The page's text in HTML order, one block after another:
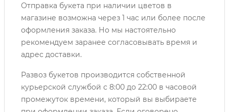
Отправка букета при наличии цветов в
магазине возможна через 1 час или более после
оформления заказа. Но мы настоятельно
рекомендуем заранее согласовывать время и
адрес доставки.
Развоз букетов производится собственной
курьерской службой с 8:00 до 22:00 в часовой
промежуток времени, который вы выбираете